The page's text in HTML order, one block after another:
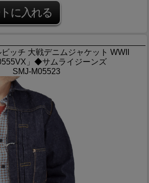
ッチ 大戦デニムジャケット WWII
」◆サムライジーンズ
SMJ-M05523